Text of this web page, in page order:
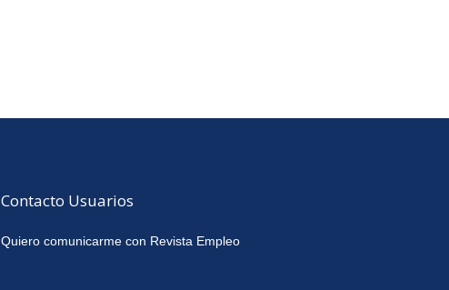
Contacto Usuarios
Quiero comunicarme con Revista Empleo